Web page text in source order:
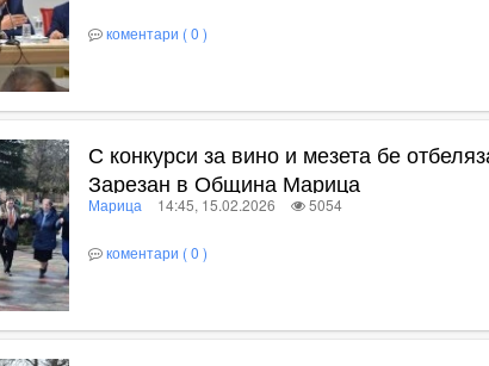
коментари ( 0 )
С конкурси за вино и мезета бе
Зарезан в Община Марица
Марица 14:45, 15.02.2026 5054
коментари ( 0 )